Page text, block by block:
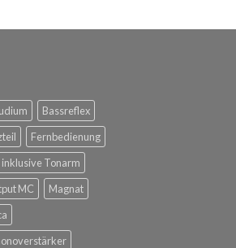
Bassreflex
Fernbedienung
inklusive Tonarm
MC
Magnat